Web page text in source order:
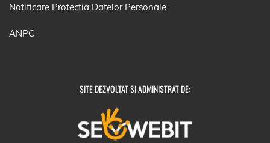
Notificare Protectia Datelor Personale
ANPC
SITE DEZVOLTAT SI ADMINISTRAT DE: